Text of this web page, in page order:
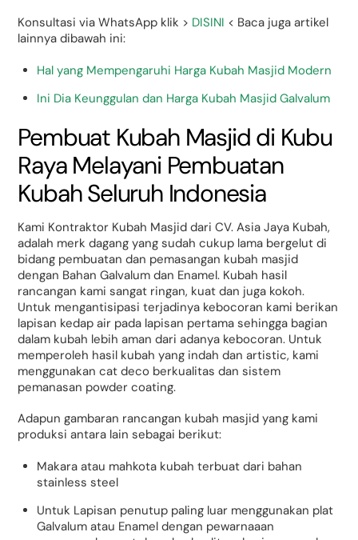
Konsultasi via WhatsApp klik > DISINI < Baca juga artikel
lainnya dibawah ini:
Hal yang Mempengaruhi Harga Kubah Masjid Modern
Ini Dia Keunggulan dan Harga Kubah Masjid Galvalum
Pembuat Kubah Masjid di Kubu
Raya Melayani Pembuatan
Kubah Seluruh Indonesia
Kami Kontraktor Kubah Masjid dari CV. Asia Jaya Kubah,
adalah merk dagang yang sudah cukup lama bergelut di
bidang pembuatan dan pemasangan kubah masjid
dengan Bahan Galvalum dan Enamel. Kubah hasil
rancangan kami sangat ringan, kuat dan juga kokoh.
Untuk mengantisipasi terjadinya kebocoran kami berikan
lapisan kedap air pada lapisan pertama sehingga bagian
dalam kubah lebih aman dari adanya kebocoran. Untuk
memperoleh hasil kubah yang indah dan artistic, kami
menggunakan cat deco berkualitas dan sistem
pemanasan powder coating.
Adapun gambaran rancangan kubah masjid yang kami
produksi antara lain sebagai berikut:
Makara atau mahkota kubah terbuat dari bahan
stainless steel
Untuk Lapisan penutup paling luar menggunakan plat
Galvalum atau Enamel dengan pewarnaaan